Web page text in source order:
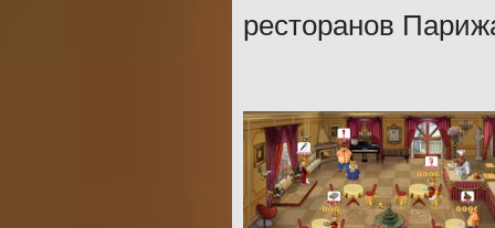
ресторанов